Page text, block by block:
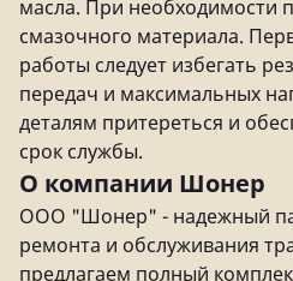
масла. При необходимости
смазочного материала.
работы следует избегать
передач и максимальных
деталям притереться и
срок службы.
О компании Шонер
ООО "Шонер" - надежный
ремонта и обслуживания
предлагаем полный